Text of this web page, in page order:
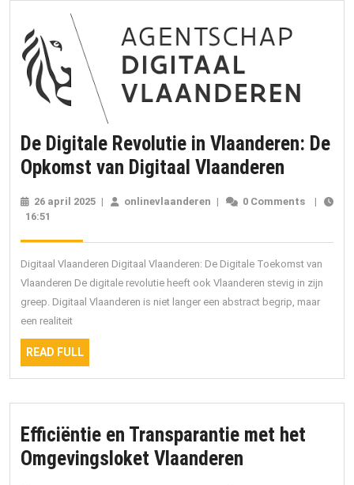
De Digitale Revolutie in Vlaanderen: De
Opkomst van Digitaal Vlaanderen
in
De
Opkomst
26 april 2025 26
| onlinevlaanderen onlinevlaanderen
| 0 Comments
|
16:51
Digitaal Vlaanderen Digitaal Vlaanderen: De Digitale Toekomst van
Vlaanderen De digitale revolutie heeft ook Vlaanderen stevig in zijn
greep. Digitaal Vlaanderen is niet langer een abstract begrip, maar
een realiteit
READ FULL
FULL
Efficiëntie en Transparantie met het
Omgevingsloket Vlaanderen